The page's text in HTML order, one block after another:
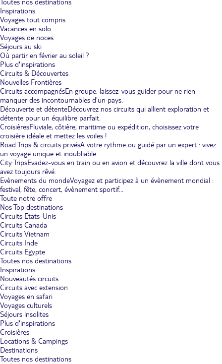
Toutes nos destinations
Inspirations
Voyages tout compris
Vacances en solo
Voyages de noces
Séjours au ski
Où partir en février au soleil ?
Plus d'inspirations
Circuits & Découvertes
Nouvelles Frontières
Circuits accompagnésEn groupe, laissez-vous guider pour ne rien
manquer des incontournables d'un pays.
Découverte et détenteDécouvrez nos circuits qui allient exploration et
détente pour un équilibre parfait.
CroisièresFluviale, côtière, maritime ou expédition, choisissez votre
croisière idéale et mettez les voiles !
Road Trips & circuits privésA votre rythme ou guidé par un expert : vivez
un voyage unique et inoubliable.
City TripsEvadez-vous en train ou en avion et découvrez la ville dont vous
avez toujours rêvé.
Evènements du mondeVoyagez et participez à un évènement mondial :
festival, fête, concert, évènement sportif...
Toute notre offre
Nos Top destinations
Circuits Etats-Unis
Circuits Canada
Circuits Vietnam
Circuits Inde
Circuits Egypte
Toutes nos destinations
Inspirations
Nouveautés circuits
Circuits avec extension
Voyages en safari
Voyages culturels
Séjours insolites
Plus d'inspirations
Croisières
Locations & Campings
Destinations
Toutes nos destinations